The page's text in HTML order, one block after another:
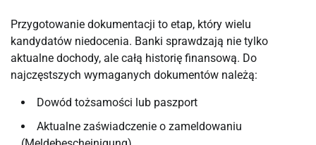
Przygotowanie dokumentacji to etap, który wielu
kandydatów niedocenia. Banki sprawdzają nie tylko
aktualne dochody, ale całą historię finansową. Do
najczęstszych wymaganych dokumentów należą:
Dowód tożsamości lub paszport
Aktualne zaświadczenie o zameldowaniu